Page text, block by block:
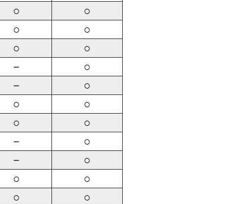
○ ○
○ ○
○ ○
－ ○
－ ○
○ ○
○ ○
－ ○
－ ○
○ ○
○ ○